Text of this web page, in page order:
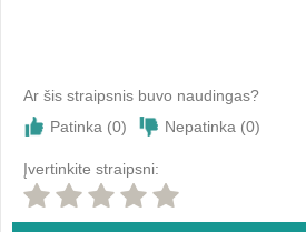
Ar šis straipsnis buvo naudingas?
Patinka (0) Nepatinka (0)
Įvertinkite straipsni: